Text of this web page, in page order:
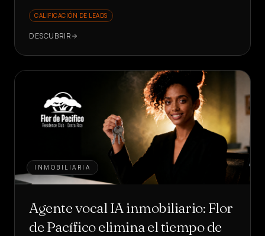
CALIFICACIÓN DE LEADS
DESCUBRIR
INMOBILIARIA
Agente vocal IA inmobiliario: Flor
de Pacífico elimina el tiempo de